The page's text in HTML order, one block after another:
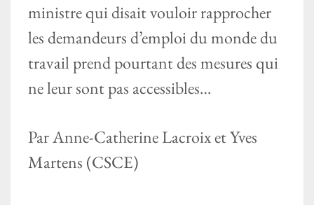
ministre qui disait vouloir rapprocher
les demandeurs d’emploi du monde du
travail prend pourtant des mesures qui
ne leur sont pas accessibles…
Par Anne-Catherine Lacroix et Yves
Martens (CSCE)